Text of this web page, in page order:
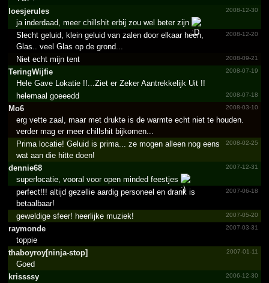
loesjerules
2008-12-30
ja inderdaad, meer chillshit erbij zou wel beter zijn
2008-12-20
Slecht geluid, klein geluid van zalen door elkaar heen,
Glas.. veel Glas op de grond...
2008-09-21
Niet echt mijn tent
TeringWijfie
2008-07-19
Hele Gave Lokatie !!...Ziet er Zeker Aantrekkelijk Uit !!
2008-07-18
helemaal goeeedd
Mo6
2008-03-10
erg vette zaal, maar met drukte is de warmte echt niet te houden.
verder mag er meer chillshit bijkomen...
2008-02-25
Prima locatie! Geluid is prima... ze mogen alleen nog eens
wat aan die hitte doen!
dennie68
2007-12-31
superlocatie, vooral voor open minded feestjes
2007-06-18
perfect!!! altijd gezellie aardig personeel en drank is
betaalbaar!
2007-05-20
geweldige sfeer! heerlijke muziek!
raymonde
2007-03-31
toppie
thaboy­roy[ni­nja-stop]
2007-01-11
Goed
krissssy
2006-12-30